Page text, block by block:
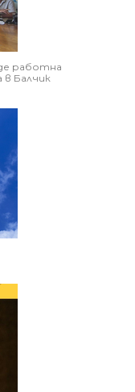
работна
в Балчик